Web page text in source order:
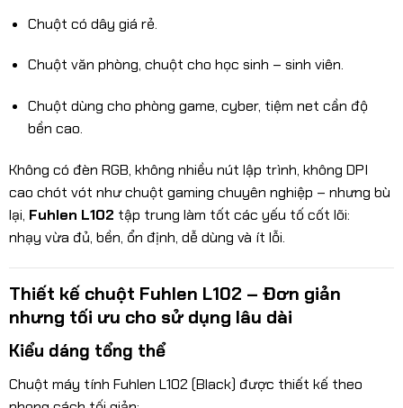
Chuột có dây giá rẻ.
Chuột văn phòng, chuột cho học sinh – sinh viên.
Chuột dùng cho phòng game, cyber, tiệm net cần độ
bền cao.
Không có đèn RGB, không nhiều nút lập trình, không DPI
cao chót vót như chuột gaming chuyên nghiệp – nhưng bù
lại, Fuhlen L102 tập trung làm tốt các yếu tố cốt lõi:
nhạy vừa đủ, bền, ổn định, dễ dùng và ít lỗi.
Thiết kế chuột Fuhlen L102 – Đơn giản
nhưng tối ưu cho sử dụng lâu dài
Kiểu dáng tổng thể
Chuột máy tính Fuhlen L102 (Black) được thiết kế theo